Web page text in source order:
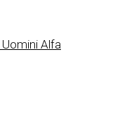
Uomini Alfa